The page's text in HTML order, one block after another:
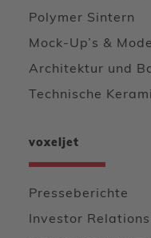
Polymer Sintern
Mock-Up’s &
Architektur und
Technische
voxeljet
Presseberichte
Investor Relations